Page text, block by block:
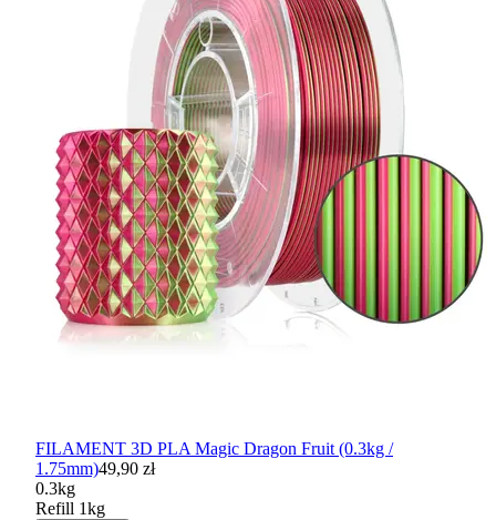
FILAMENT 3D PLA Magic Dragon Fruit (0.3kg /
1.75mm)49,90 zł
0.3kg
Refill 1kg